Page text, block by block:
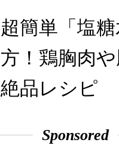
超簡単「塩
方！鶏胸肉
絶品レシピ
Sponsored